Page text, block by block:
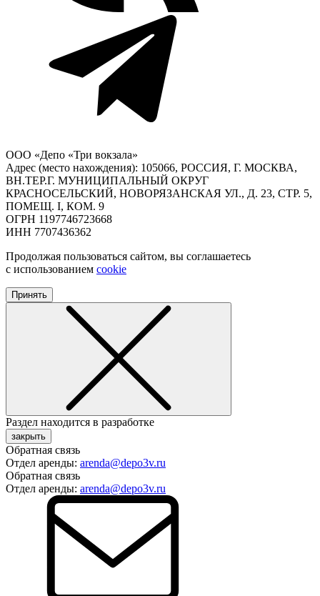
ООО «Депо «Три вокзала»
Адрес (место нахождения): 105066, РОССИЯ, Г. МОСКВА,
ВН.ТЕР.Г. МУНИЦИПАЛЬНЫЙ ОКРУГ
КРАСНОСЕЛЬСКИЙ, НОВОРЯЗАНСКАЯ УЛ., Д. 23, СТР. 5,
ПОМЕЩ. I, КОМ. 9
ОГРН 1197746723668
ИНН 7707436362
Продолжая пользоваться сайтом, вы соглашаетесь
с использованием cookie
Принять
Раздел находится в разработке
закрыть
Обратная связь
Отдел аренды: arenda@depo3v.ru
Обратная связь
Отдел аренды: arenda@depo3v.ru